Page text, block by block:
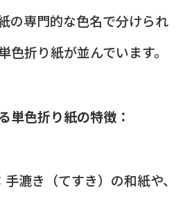
の専門的な色名で分けられ
色折り紙が並んでいます。
単色折り紙の特徴：
手漉き（てすき）の和紙や、